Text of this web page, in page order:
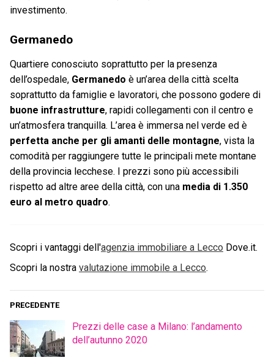
investimento.
Germanedo
Quartiere conosciuto soprattutto per la presenza
dell’ospedale, Germanedo è un’area della città scelta
soprattutto da famiglie e lavoratori, che possono godere di
buone infrastrutture, rapidi collegamenti con il centro e
un’atmosfera tranquilla. L’area è immersa nel verde ed è
perfetta anche per gli amanti delle montagne, vista la
comodità per raggiungere tutte le principali mete montane
della provincia lecchese. I prezzi sono più accessibili
rispetto ad altre aree della città, con una media di 1.350
euro al metro quadro.
Scopri i vantaggi dell'agenzia immobiliare a Lecco Dove.it.
Scopri la nostra valutazione immobile a Lecco.
PRECEDENTE
Prezzi delle case a Milano: l’andamento
dell’autunno 2020